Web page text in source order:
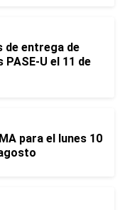
de entrega de
U el 11 de
para el lunes 10